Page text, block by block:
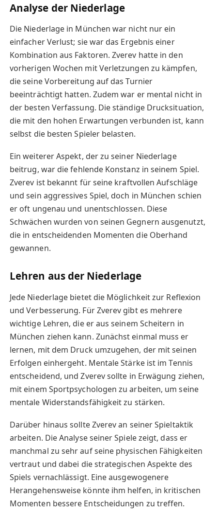
Analyse der Niederlage
Die Niederlage in München war nicht nur ein
einfacher Verlust; sie war das Ergebnis einer
Kombination aus Faktoren. Zverev hatte in den
vorherigen Wochen mit Verletzungen zu kämpfen,
die seine Vorbereitung auf das Turnier
beeinträchtigt hatten. Zudem war er mental nicht in
der besten Verfassung. Die ständige Drucksituation,
die mit den hohen Erwartungen verbunden ist, kann
selbst die besten Spieler belasten.
Ein weiterer Aspekt, der zu seiner Niederlage
beitrug, war die fehlende Konstanz in seinem Spiel.
Zverev ist bekannt für seine kraftvollen Aufschläge
und sein aggressives Spiel, doch in München schien
er oft ungenau und unentschlossen. Diese
Schwächen wurden von seinen Gegnern ausgenutzt,
die in entscheidenden Momenten die Oberhand
gewannen.
Lehren aus der Niederlage
Jede Niederlage bietet die Möglichkeit zur Reflexion
und Verbesserung. Für Zverev gibt es mehrere
wichtige Lehren, die er aus seinem Scheitern in
München ziehen kann. Zunächst einmal muss er
lernen, mit dem Druck umzugehen, der mit seinen
Erfolgen einhergeht. Mentale Stärke ist im Tennis
entscheidend, und Zverev sollte in Erwägung ziehen,
mit einem Sportpsychologen zu arbeiten, um seine
mentale Widerstandsfähigkeit zu stärken.
Darüber hinaus sollte Zverev an seiner Spieltaktik
arbeiten. Die Analyse seiner Spiele zeigt, dass er
manchmal zu sehr auf seine physischen Fähigkeiten
vertraut und dabei die strategischen Aspekte des
Spiels vernachlässigt. Eine ausgewogenere
Herangehensweise könnte ihm helfen, in kritischen
Momenten bessere Entscheidungen zu treffen.